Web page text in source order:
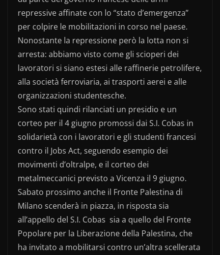
repressive affinate con lo “stato d’emergenza”
per colpire le mobilitazioni in corso nel paese.
Nonostante la repressione però la lotta non si
arresta: abbiamo visto come gli scioperi dei
lavoratori si siano estesi alle raffinerie petrolifere,
alla società ferroviaria, ai trasporti aerei e alle
organizzazioni studentesche.
Sono stati quindi rilanciati un presidio e un
corteo per il 4 giugno promossi dai S.I. Cobas in
solidarietà con i lavoratori e gli studenti francesi
contro il Jobs Act, seguendo esempio dei
movimenti d’oltralpe, e il corteo dei
metalmeccanici previsto a Vicenza il 9 giugno.
Sabato prossimo anche il Fronte Palestina di
Milano scenderà in piazza, in risposta sia
all’appello del S.I. Cobas sia a quello del Fronte
Popolare per la Liberazione della Palestina, che
ha invitato a mobilitarsi contro un’altra scellerata